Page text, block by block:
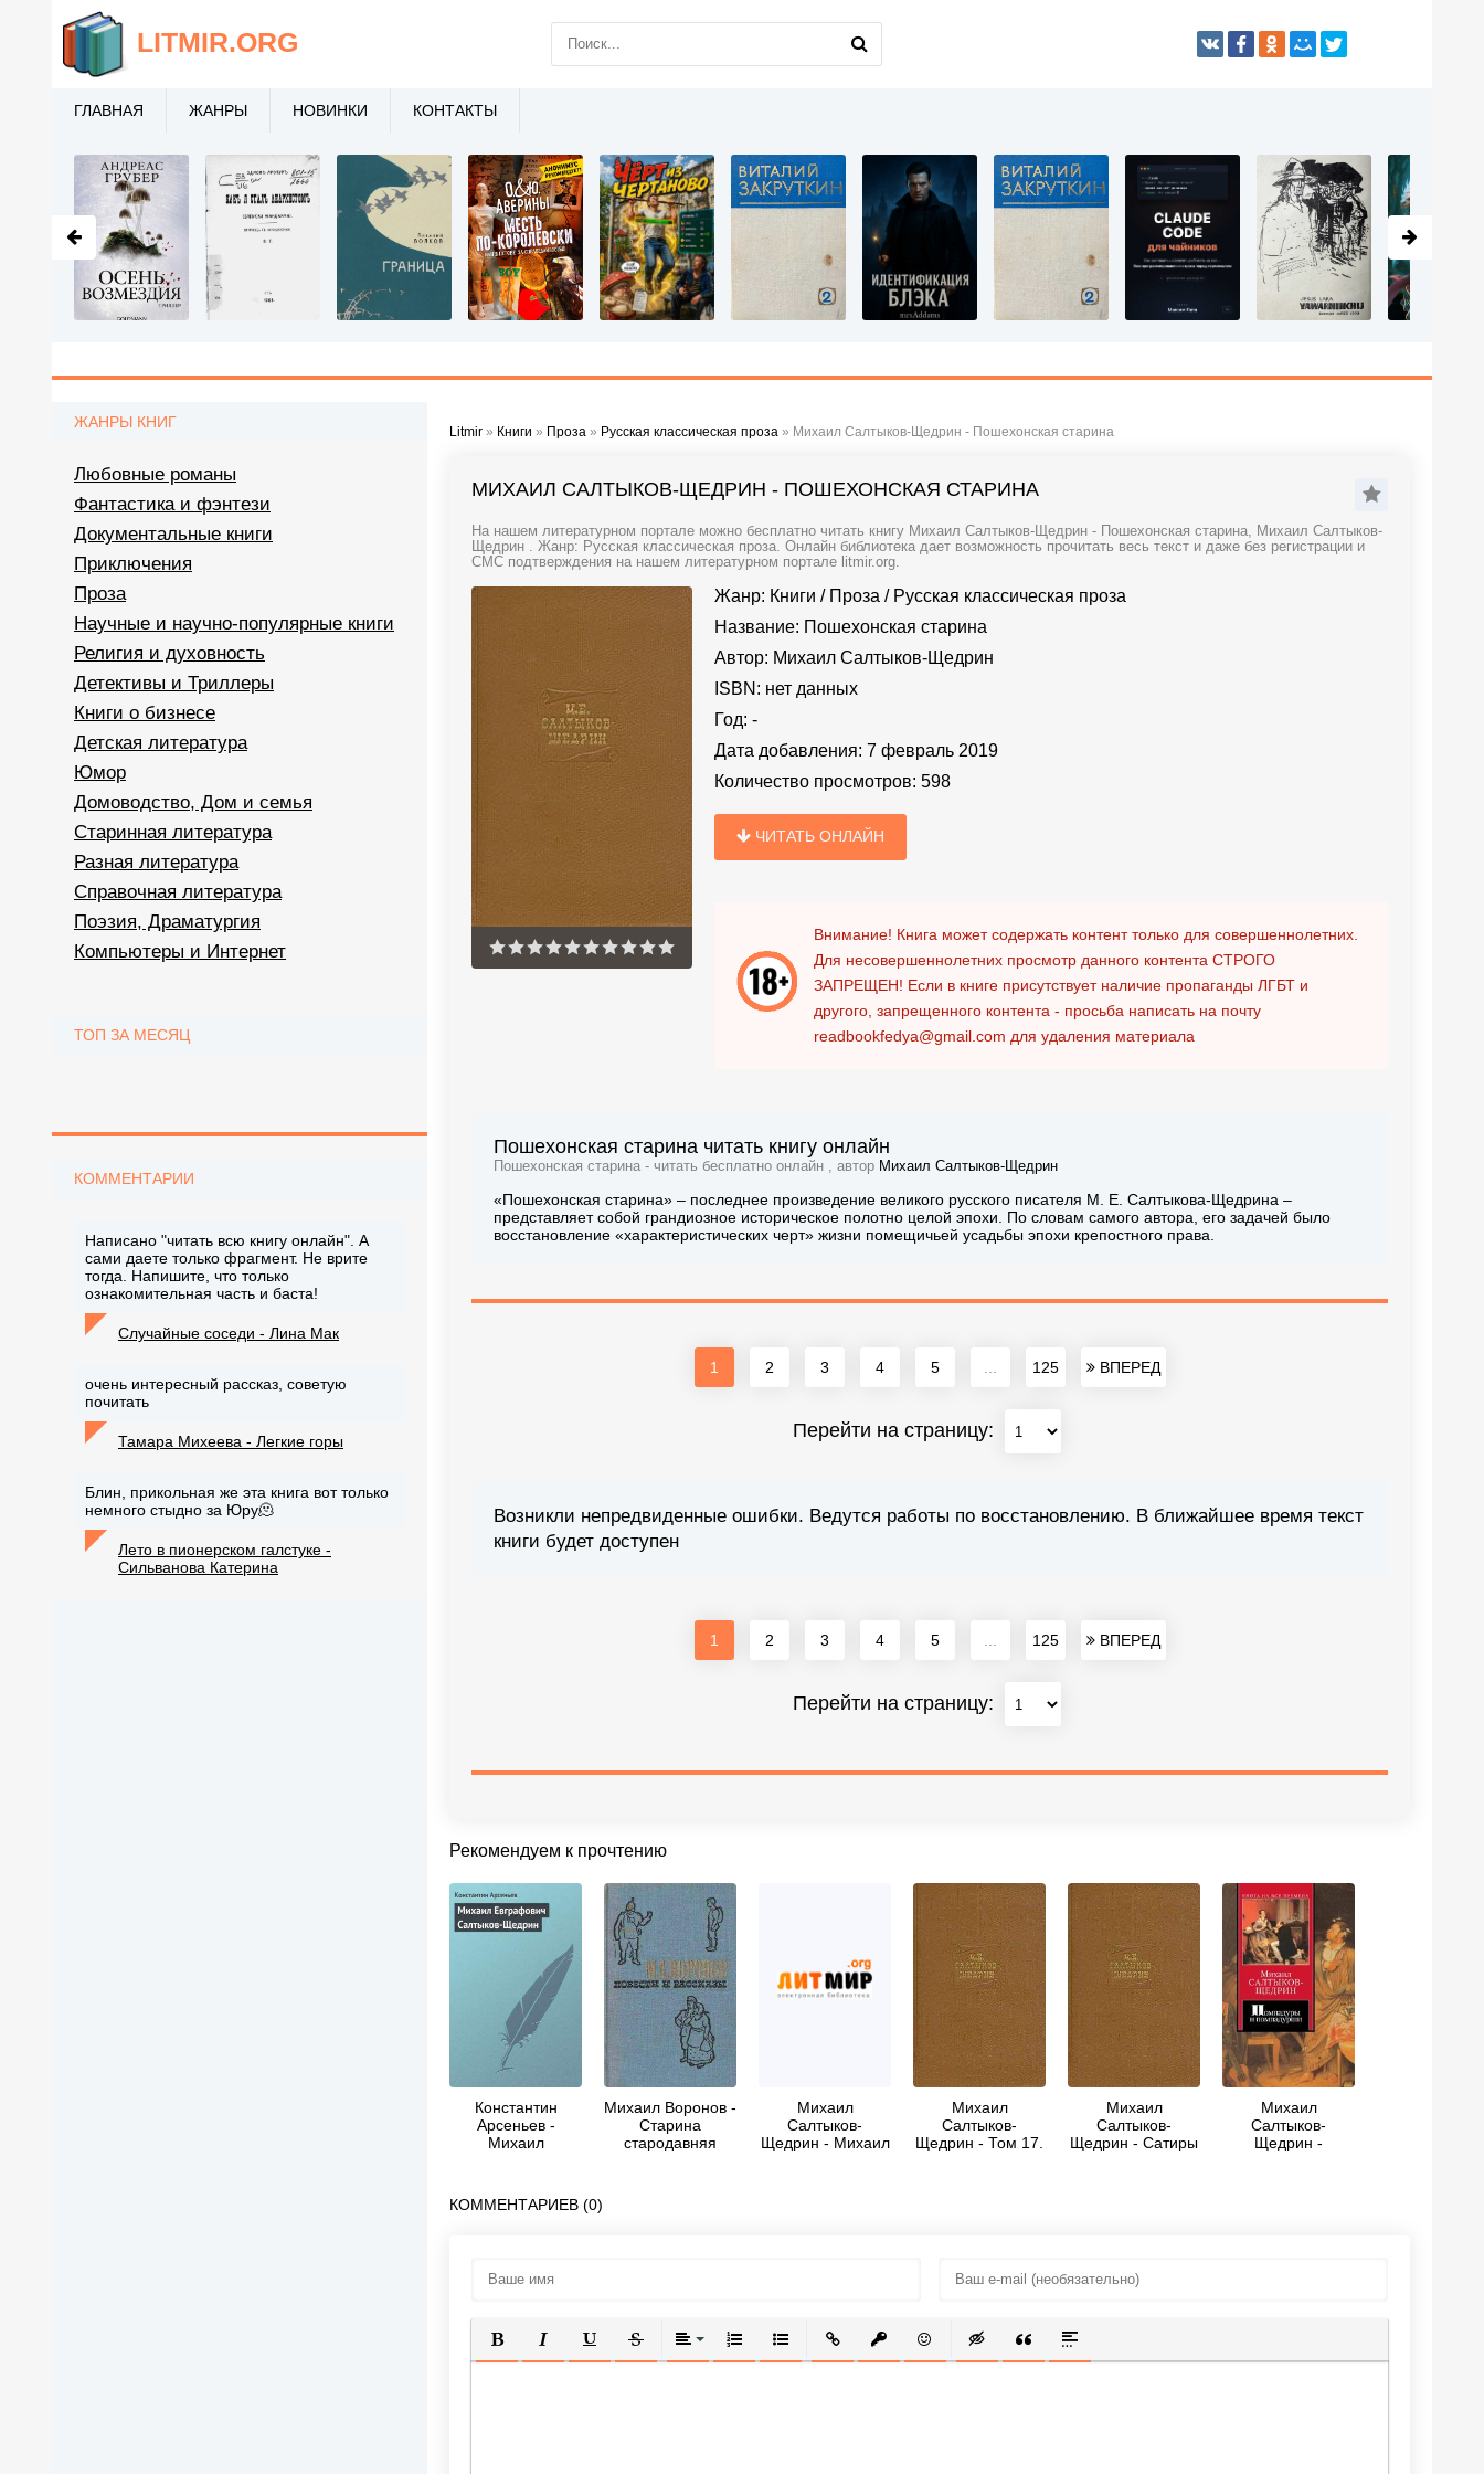
Litmir » Книги » Проза » Русская классическая проза » Михаил Салтыков-Щедрин - Пошехонская старина
МИХАИЛ САЛТЫКОВ-ЩЕДРИН - ПОШЕХОНСКАЯ СТАРИНА
На нашем литературном портале можно бесплатно читать книгу Михаил Салтыков-Щедрин - Пошехонская старина, Михаил Салтыков-
Щедрин . Жанр: Русская классическая проза. Онлайн библиотека дает возможность прочитать весь текст и даже без регистрации и
СМС подтверждения на нашем литературном портале litmir.org.
Жанр: Книги / Проза / Русская классическая проза
Название: Пошехонская старина
Автор: Михаил Салтыков-Щедрин
ISBN: нет данных
Год: -
Дата добавления: 7 февраль 2019
Количество просмотров: 598
ЧИТАТЬ ОНЛАЙН
Внимание! Книга может содержать контент только для совершеннолетних.
Для несовершеннолетних просмотр данного контента СТРОГО
ЗАПРЕЩЕН! Если в книге присутствует наличие пропаганды ЛГБТ и
другого, запрещенного контента - просьба написать на почту
readbookfedya@gmail.com для удаления материала
Пошехонская старина читать книгу онлайн
Пошехонская старина - читать бесплатно онлайн , автор Михаил Салтыков-Щедрин
«Пошехонская старина» – последнее произведение великого русского писателя М. Е. Салтыкова-Щедрина –
представляет собой грандиозное историческое полотно целой эпохи. По словам самого автора, его задачей было
восстановление «характеристических черт» жизни помещичьей усадьбы эпохи крепостного права.
1 2 3 4 5 125 ВПЕРЕД
Перейти на страницу:
Возникли непредвиденные ошибки. Ведутся работы по восстановлению. В ближайшее время текст
книги будет доступен
1 2 3 4 5 125 ВПЕРЕД
Перейти на страницу:
Рекомендуем к прочтению
Константин
Арсеньев -
Михаил
Щедрин
Михаил Воронов -
Старина
стародавняя
Михаил
Салтыков-
Щедрин - Михаил
Михаил
Салтыков-
Щедрин - Том 17.
Михаил
Салтыков-
Щедрин - Сатиры
Михаил
Салтыков-
Щедрин -
КОММЕНТАРИЕВ (0)
ПОЛУЖИРНЫЙ
КУРСИВПОДЧЕРКНУТЫЙ
ЗАЧЕРКНУТЫЙВЫРАВНИВАНИЕ
НУМЕРОВАННЫЙ СПИСОК
МАРКИРОВАННЫЙ СПИСОК
ВСТАВИТЬ ССЫЛКУ
ВСТАВИТЬ ЗАЩИЩЕННУЮ ССЫЛКУ
ВСТАВИТЬ СМАЙЛИК
ВСТАВКА СКРЫТОГО ТЕКСТА
ВСТАВКА ЦИТАТЫ
ВСТАВКА СПОЙЛЕРА
ЖАНРЫ КНИГ
Любовные романы
Фантастика и фэнтези
Документальные книги
Приключения
Проза
Научные и научно-популярные книги
Религия и духовность
Детективы и Триллеры
Книги о бизнесе
Детская литература
Юмор
Домоводство, Дом и семья
Старинная литература
Разная литература
Справочная литература
Поэзия, Драматургия
Компьютеры и Интернет
ТОП ЗА МЕСЯЦ
КОММЕНТАРИИ
Написано "читать всю книгу онлайн". А
сами даете только фрагмент. Не врите
тогда. Напишите, что только
ознакомительная часть и баста!
Случайные соседи - Лина Мак
очень интересный рассказ, советую
почитать
Тамара Михеева - Легкие горы
Блин, прикольная же эта книга вот только
немного стыдно за Юру🫠
Лето в пионерском галстуке -
Сильванова Катерина
LITMIR.ORG
ГЛАВНАЯ ЖАНРЫ НОВИНКИ КОНТАКТЫ